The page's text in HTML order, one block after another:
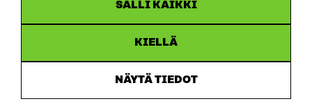
SALLI KAIKKI
KIELLÄ
NÄYTÄ TIEDOT
Accessibility statement